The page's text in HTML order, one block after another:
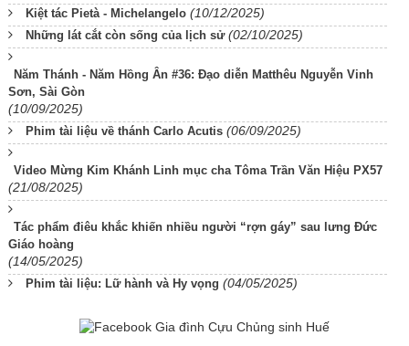
Kiệt tác Pietà - Michelangelo (10/12/2025)
Những lát cắt còn sống của lịch sử (02/10/2025)
Năm Thánh - Năm Hồng Ân #36: Đạo diễn Matthêu Nguyễn Vinh
Sơn, Sài Gòn
(10/09/2025)
Phim tài liệu về thánh Carlo Acutis (06/09/2025)
Video Mừng Kim Khánh Linh mục cha Tôma Trần Văn Hiệu PX57
(21/08/2025)
Tác phẩm điêu khắc khiến nhiều người “rợn gáy” sau lưng Đức
Giáo hoàng
(14/05/2025)
Phim tài liệu: Lữ hành và Hy vọng (04/05/2025)